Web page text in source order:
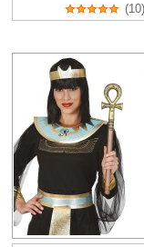
(10)